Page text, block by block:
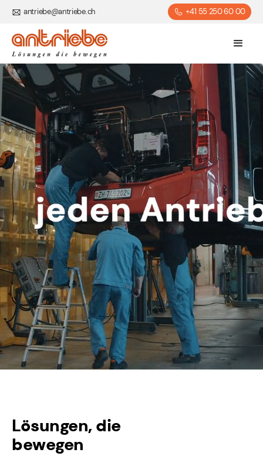
antriebe@antriebe.ch +41 55 250 60 00
Lösungen, die
bewegen